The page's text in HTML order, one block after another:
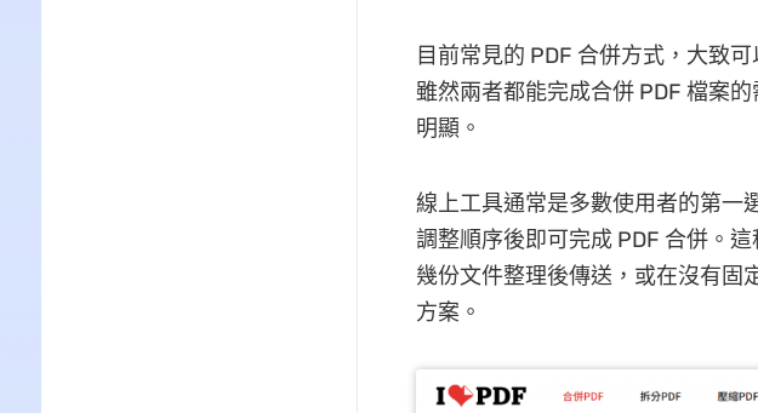
目前常見的 PDF 合併方式，大致
雖然兩者都能完成合併 PDF 檔案
明顯。
線上工具通常是多數使用者的第一
調整順序後即可完成 PDF 合併。
幾份文件整理後傳送，或在沒有固
方案。